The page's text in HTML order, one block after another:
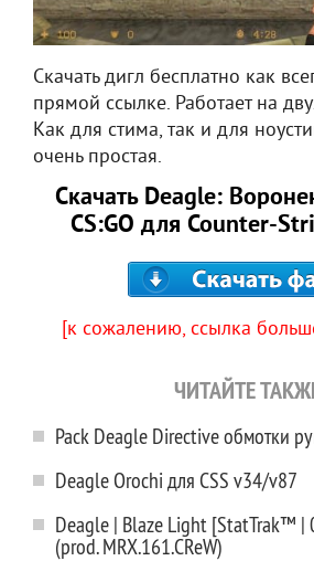
Скачать дигл бесплатно как
прямой ссылке. Работает на
Как для стима, так и для
очень простая.
Скачать Deagle:
CS:GO для Counter-
[к сожалению, ссылка
ЧИТАЙТЕ
Pack Deagle Directive обмотки
Deagle Orochi для CSS v34/v87
Deagle | Blaze Light [StatTrak™
(prod. MRX.161.CReW)